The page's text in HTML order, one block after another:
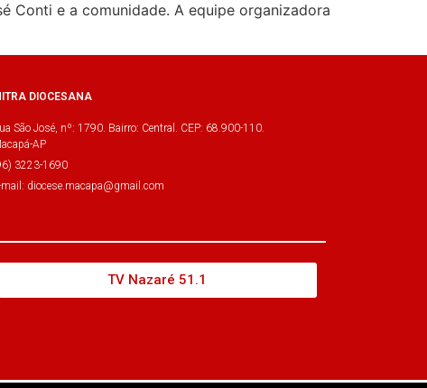
Conti e a comunidade. A equipe organizadora
DIOCESANA
São José, nº: 1790. Bairro: Central. CEP: 68.900-110.
AP
3223-1690
mail: diocese.macapa@gmail.com
TV Nazaré 51.1